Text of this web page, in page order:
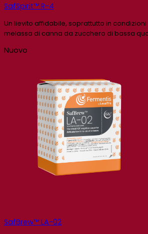
SafSpirit™ R-4
Un lievito affidabile, soprattutto in
melassa di canna da zucchero di bassa
Nuovo
SafBrew™ LA-02